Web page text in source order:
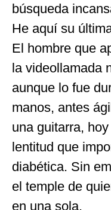
búsqueda
He aquí su
El hombre que
la videollamada
aunque lo fue
manos, antes
una guitarra,
lentitud que
diabética. Sin
el temple de
en una sola.